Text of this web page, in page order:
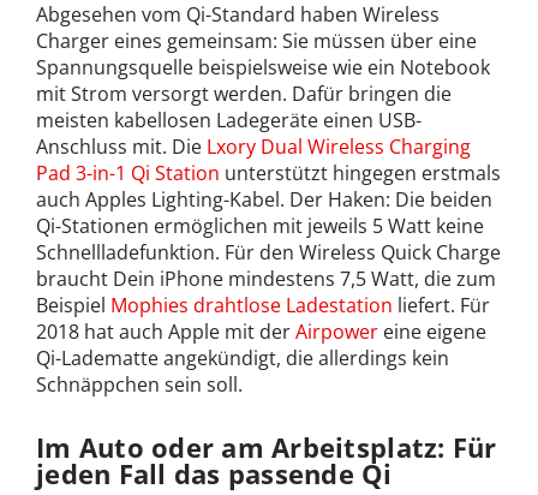
Abgesehen vom Qi-Standard haben Wireless
Charger eines gemeinsam: Sie müssen über eine
Spannungsquelle beispielsweise wie ein Notebook
mit Strom versorgt werden. Dafür bringen die
meisten kabellosen Ladegeräte einen USB-
Anschluss mit. Die Lxory Dual Wireless Charging
Pad 3-in-1 Qi Station unterstützt hingegen erstmals
auch Apples Lighting-Kabel. Der Haken: Die beiden
Qi-Stationen ermöglichen mit jeweils 5 Watt keine
Schnellladefunktion. Für den Wireless Quick Charge
braucht Dein iPhone mindestens 7,5 Watt, die zum
Beispiel Mophies drahtlose Ladestation liefert. Für
2018 hat auch Apple mit derAirpower eine eigene
Qi-Ladematte angekündigt, die allerdings kein
Schnäppchen sein soll.
Im Auto oder am Arbeitsplatz: Für
jeden Fall das passende Qi